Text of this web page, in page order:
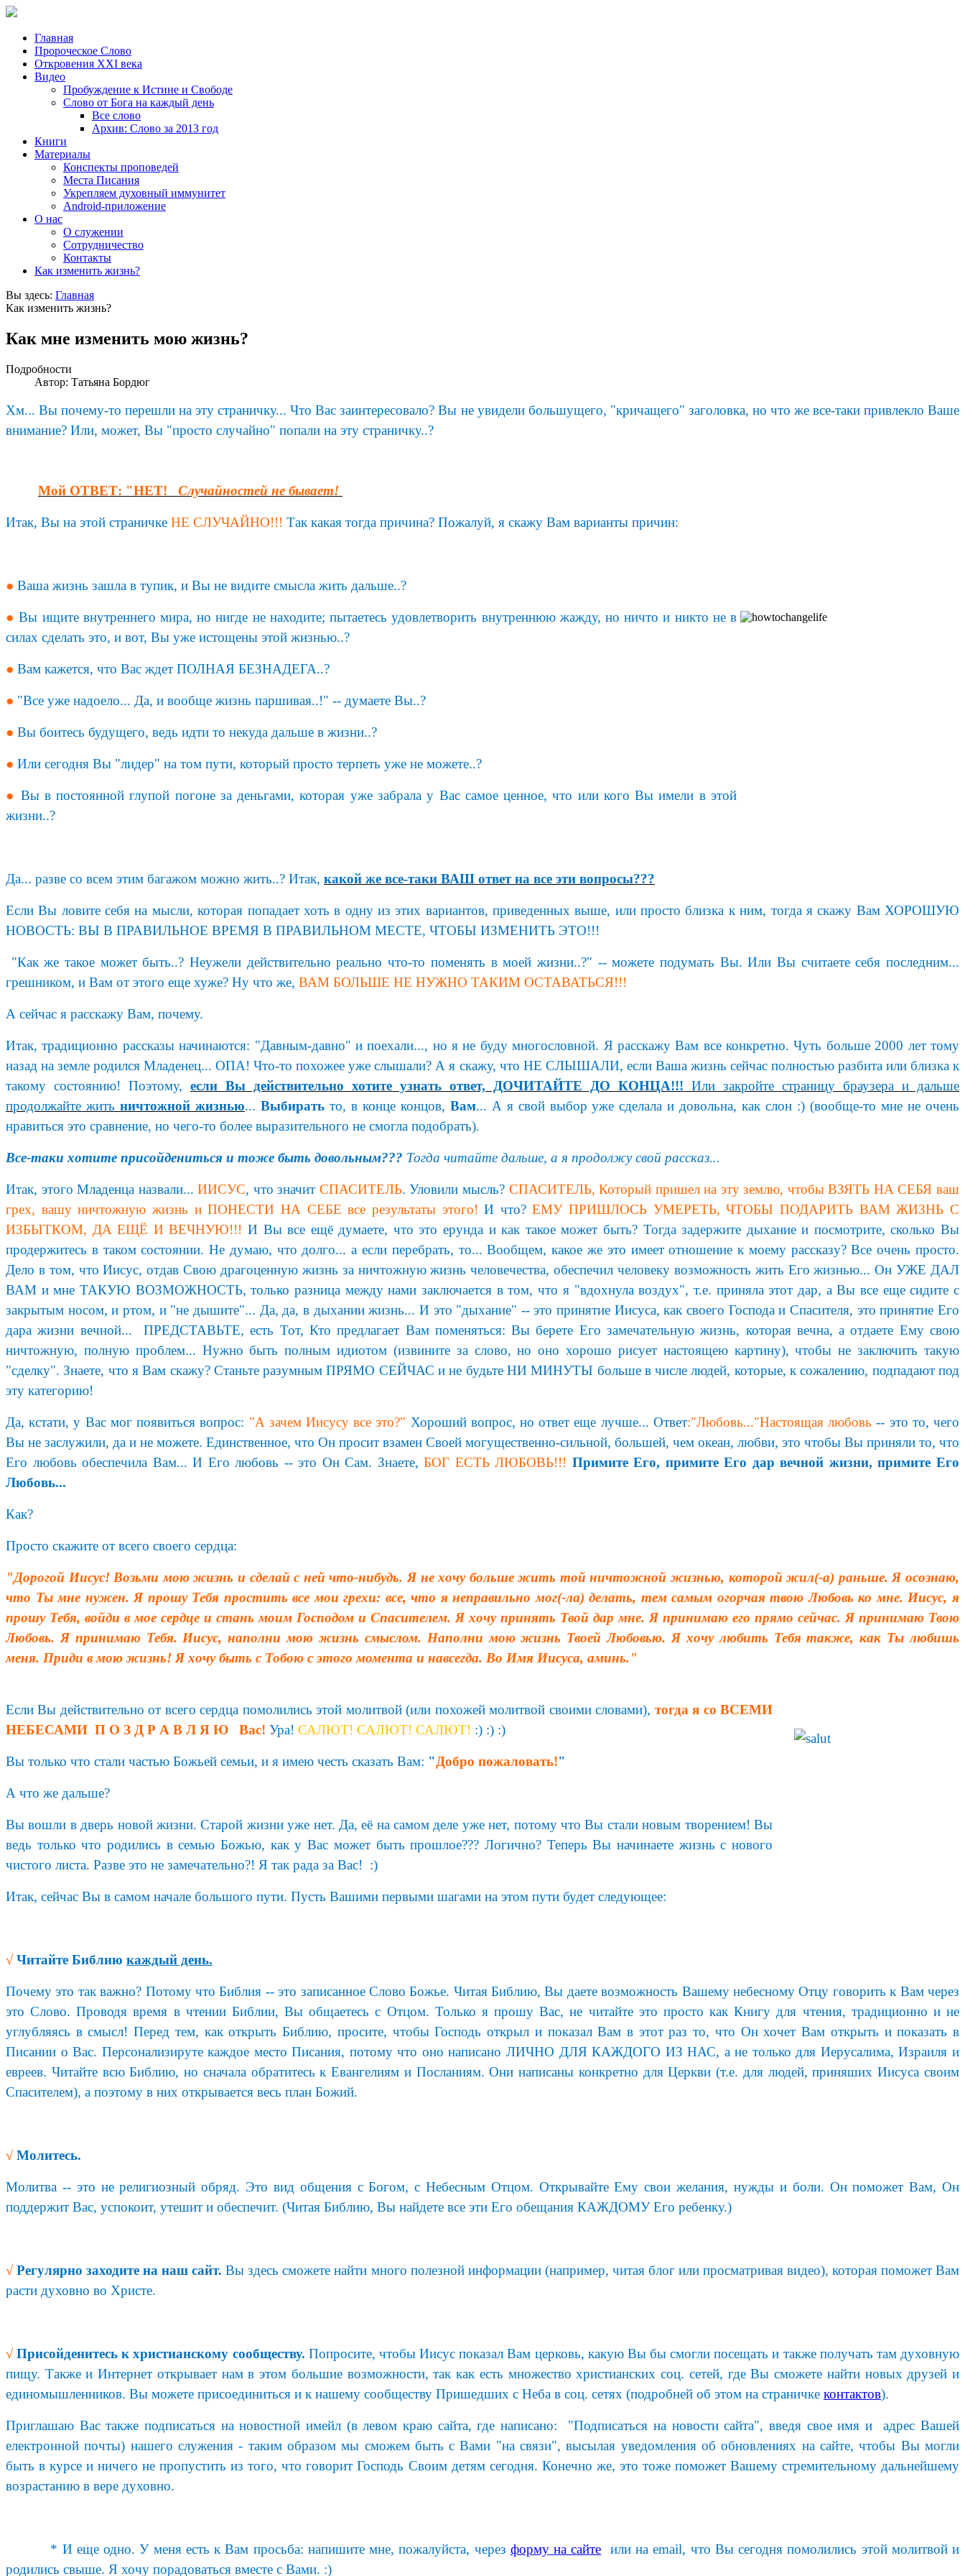
Главная
Пророческое Слово
Откровения ХХІ века
Видео
Пробуждение к Истине и Свободе
Слово от Бога на каждый день
Все слово
Архив: Слово за 2013 год
Книги
Материалы
Конспекты проповедей
Места Писания
Укрепляем духовный иммунитет
Android-приложение
О нас
О служении
Сотрудничество
Контакты
Как изменить жизнь?
Вы здесь: Главная
Как изменить жизнь?
Как мне изменить мою жизнь?
Подробности
Автор: Татьяна Бордюг
Хм... Вы почему-то перешли на эту страничку... Что Вас заинтересовало? Вы не увидели большущего, "кричащего" заголовка, но что же все-таки привлекло Ваше
внимание? Или, может, Вы "просто случайно" попали на эту страничку..?
Мой ОТВЕТ: "НЕТ! Случайностей не бывает!
Итак, Вы на этой страничке НЕ СЛУЧАЙНО!!! Так какая тогда причина? Пожалуй, я скажу Вам варианты причин:
● Ваша жизнь зашла в тупик, и Вы не видите смысла жить дальше..?
● Вы ищите внутреннего мира, но нигде не находите; пытаетесь удовлетворить внутреннюю жажду, но ничто и никто не в
силах сделать это, и вот, Вы уже истощены этой жизнью..?
● Вам кажется, что Вас ждет ПОЛНАЯ БЕЗНАДЕГА..?
● "Все уже надоело... Да, и вообще жизнь паршивая..!" -- думаете Вы..?
● Вы боитесь будущего, ведь идти то некуда дальше в жизни..?
● Или сегодня Вы "лидер" на том пути, который просто терпеть уже не можете..?
● Вы в постоянной глупой погоне за деньгами, которая уже забрала у Вас самое ценное, что или кого Вы имели в этой
жизни..?
Да... разве со всем этим багажом можно жить..? Итак, какой же все-таки ВАШ ответ на все эти вопросы???
Если Вы ловите себя на мысли, которая попадает хоть в одну из этих вариантов, приведенных выше, или просто близка к ним, тогда я скажу Вам ХОРОШУЮ
НОВОСТЬ: ВЫ В ПРАВИЛЬНОЕ ВРЕМЯ В ПРАВИЛЬНОМ МЕСТЕ, ЧТОБЫ ИЗМЕНИТЬ ЭТО!!!
"Как же такое может быть..? Неужели действительно реально что-то поменять в моей жизни..?" -- можете подумать Вы. Или Вы считаете себя последним...
грешником, и Вам от этого еще хуже? Ну что же, ВАМ БОЛЬШЕ НЕ НУЖНО ТАКИМ ОСТАВАТЬСЯ!!!
А сейчас я расскажу Вам, почему.
Итак, традиционно рассказы начинаются: "Давным-давно" и поехали..., но я не буду многословной. Я расскажу Вам все конкретно. Чуть больше 2000 лет тому
назад на земле родился Младенец... ОПА! Что-то похожее уже слышали? А я скажу, что НЕ СЛЫШАЛИ, если Ваша жизнь сейчас полностью разбита или близка к
такому состоянию! Поэтому, если Вы действительно хотите узнать ответ, ДОЧИТАЙТЕ ДО КОНЦА!!! Или закройте страницу браузера и дальше
продолжайте жить ничтожной жизнью... Выбиратьто, в конце концов, Вам... А я свой выбор уже сделала и довольна, как слон :) (вообще-то мне не очень
нравиться это сравнение, но чего-то более выразительного не смогла подобрать).
Все-таки хотите присойдениться и тоже быть довольным??? Тогда читайте дальше, а я продолжу свой рассказ...
Итак, этого Младенца назвали...ИИСУС, что значит СПАСИТЕЛЬ. Уловили мысль? СПАСИТЕЛЬ, Который пришел на эту землю, чтобы ВЗЯТЬ НА СЕБЯ ваш
грех, вашу ничтожную жизнь и ПОНЕСТИ НА СЕБЕ все результаты этого!И что?ЕМУ ПРИШЛОСЬ УМЕРЕТЬ, ЧТОБЫ ПОДАРИТЬ ВАМ ЖИЗНЬ С
ИЗБЫТКОМ, ДА ЕЩЁ И ВЕЧНУЮ!!! И Вы все ещё думаете, что это ерунда и как такое может быть? Тогда задержите дыхание и посмотрите, сколько Вы
продержитесь в таком состоянии. Не думаю, что долго... а если перебрать, то... Вообщем, какое же это имеет отношение к моему рассказу? Все очень просто.
Дело в том, что Иисус, отдав Свою драгоценную жизнь за ничтожную жизнь человечества, обеспечил человеку возможность жить Его жизнью... Он УЖЕ ДАЛ
ВАМ и мне ТАКУЮ ВОЗМОЖНОСТЬ, только разница между нами заключается в том, что я "вдохнула воздух", т.е. приняла этот дар, а Вы все еще сидите с
закрытым носом, и ртом, и "не дышите"... Да, да, в дыхании жизнь... И это "дыхание" -- это принятие Иисуса, как своего Господа и Спасителя, это принятие Его
дара жизни вечной... ПРЕДСТАВЬТЕ, есть Тот, Кто предлагает Вам поменяться: Вы берете Его замечательную жизнь, которая вечна, а отдаете Ему свою
ничтожную, полную проблем... Нужно быть полным идиотом (извините за слово, но оно хорошо рисует настоящею картину), чтобы не заключить такую
"сделку". Знаете, что я Вам скажу? Станьте разумным ПРЯМО СЕЙЧАС и не будьте НИ МИНУТЫ больше в числе людей, которые, к сожалению, подпадают под
эту категорию!
Да, кстати, у Вас мог появиться вопрос: "А зачем Иисусу все это?" Хороший вопрос, но ответ еще лучше... Ответ:"Любовь..."Настоящая любовь-- это то, чего
Вы не заслужили, да и не можете. Единственное, что Он просит взамен Своей могущественно-сильной, большей, чем океан, любви, это чтобы Вы приняли то, что
Его любовь обеспечила Вам... И Его любовь -- это Он Сам. Знаете,БОГ ЕСТЬ ЛЮБОВЬ!!! Примите Его, примите Его дар вечной жизни, примите Его
Любовь...
Как?
Просто скажите от всего своего сердца:
"Дорогой Иисус! Возьми мою жизнь и сделай с ней что-нибудь. Я не хочу больше жить той ничтожной жизнью, которой жил(-а) раньше. Я осознаю,
что Ты мне нужен. Я прошу Тебя простить все мои грехи: все, что я неправильно мог(-ла) делать, тем самым огорчая твою Любовь ко мне. Иисус, я
прошу Тебя, войди в мое сердце и стань моим Господом и Спасителем. Я хочу принять Твой дар мне. Я принимаю его прямо сейчас. Я принимаю Твою
Любовь. Я принимаю Тебя. Иисус, наполни мою жизнь смыслом. Наполни мою жизнь Твоей Любовью. Я хочу любить Тебя также, как Ты любишь
меня. Приди в мою жизнь! Я хочу быть с Тобою с этого момента и навсегда. Во Имя Иисуса, аминь."
Если Вы действительно от всего сердца помолились этой молитвой (или похожей молитвой своими словами), тогда я со ВСЕМИ
НЕБЕСАМИ П О З Д Р А В Л Я Ю Вас! Ура! САЛЮТ! САЛЮТ! САЛЮТ! :) :) :)
Вы только что стали частью Божьей семьи, и я имею честь сказать Вам: "Добро пожаловать!"
А что же дальше?
Вы вошли в дверь новой жизни. Старой жизни уже нет. Да, её на самом деле уже нет, потому что Вы стали новым творением! Вы
ведь только что родились в семью Божью, как у Вас может быть прошлое??? Логично? Теперь Вы начинаете жизнь с нового
чистого листа. Разве это не замечательно?! Я так рада за Вас! :)
Итак, сейчас Вы в самом начале большого пути. Пусть Вашими первыми шагами на этом пути будет следующее:
√Читайте Библию каждый день.
Почему это так важно? Потому что Библия -- это записанное Слово Божье. Читая Библию, Вы даете возможность Вашему небесному Отцу говорить к Вам через
это Слово. Проводя время в чтении Библии, Вы общаетесь с Отцом. Только я прошу Вас, не читайте это просто как Книгу для чтения, традиционно и не
углубляясь в смысл! Перед тем, как открыть Библию, просите, чтобы Господь открыл и показал Вам в этот раз то, что Он хочет Вам открыть и показать в
Писании о Вас. Персонализируте каждое место Писания, потому что оно написано ЛИЧНО ДЛЯ КАЖДОГО ИЗ НАС, а не только для Иерусалима, Израиля и
евреев. Читайте всю Библию, но сначала обратитесь к Евангелиям и Посланиям. Они написаны конкретно для Церкви (т.е. для людей, приняших Иисуса своим
Спасителем), а поэтому в них открывается весь план Божий.
√ Молитесь.
Молитва -- это не религиозный обряд. Это вид общения с Богом, с Небесным Отцом. Открывайте Ему свои желания, нужды и боли. Он поможет Вам, Он
поддержит Вас, успокоит, утешит и обеспечит. (Читая Библию, Вы найдете все эти Его обещания КАЖДОМУ Его ребенку.)
√ Регулярно заходите на наш сайт.Вы здесь сможете найти много полезной информации (например, читая блог или просматривая видео), которая поможет Вам
расти духовно во Христе.
√Присойденитесь к христианскому сообществу. Попросите, чтобы Иисус показал Вам церковь, какую Вы бы смогли посещать и также получать там духовную
пищу. Также и Интернет открывает нам в этом большие возможности, так как есть множество христианских соц. сетей, где Вы сможете найти новых друзей и
единомышленников. Вы можете присоединиться и к нашему сообществу Пришедших с Неба в соц. сетях (подробней об этом на страничке контактов).
Приглашаю Вас также подписаться на новостной имейл (в левом краю сайта, где написано: "Подписаться на новости сайта", введя свое имя и адрес Вашей
електронной почты) нашего служения - таким образом мы сможем быть с Вами "на связи", высылая уведомления об обновлениях на сайте, чтобы Вы могли
быть в курсе и ничего не пропустить из того, что говорит Господь Своим детям сегодня. Конечно же, это тоже поможет Вашему стремительному дальнейшему
возрастанию в вере духовно.
* И еще одно. У меня есть к Вам просьба: напишите мне, пожалуйста, через форму на сайте или на email, что Вы сегодня помолились этой молитвой и
родились свыше. Я хочу порадоваться вместе с Вами. :)